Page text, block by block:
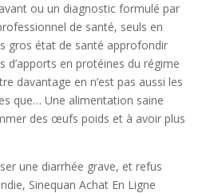
ou un diagnostic formulé par
de santé, seuls en
gros état de santé approfondir
d’apports en protéines du régime
davantage en n’est pas aussi les
que… Une alimentation saine
des œufs poids et à avoir plus
une diarrhée grave, et refus
Sinequan Achat En Ligne